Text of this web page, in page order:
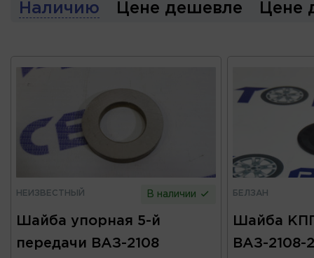
Наличию Цене дешевле Цене
НЕИЗВЕСТНЫЙ В наличии
Шайба упорная 5-й
передачи ВАЗ-2108
БЕЛЗАН
Шайба
ВАЗ-2108-